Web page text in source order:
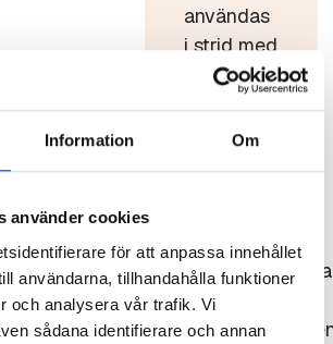
Information Om
använder cookies
för att anpassa innehållet
användarna, tillhandahålla funktioner
och analysera vår trafik. Vi
sådana identifierare och annan
användas
i strid med
god sed.
Bilderna
får inte
Bildrättigheterna
tillhör